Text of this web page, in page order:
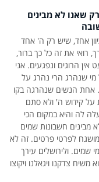
שאנו לא מבינים
אחד, שיש רק ה' אחד
רואי את זה כל כך ברור,
אין הרוגים ונפגעים. אני
מי שנהרג הרי נהרג על
אחת הנשים שנהרגה בקו
על קידוש ה' ולא סתם
לה והיא במקום הכי
מבינים חשבונות שמים
לפרטי פרטים. זה לא
שמים. ולירושלים עירך
צדקנו ויגאלנו ויקוצו